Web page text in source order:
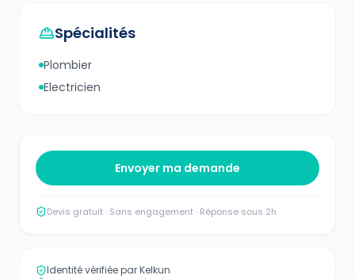
Spécialités
Plombier
Electricien
Envoyer ma demande
Devis gratuit · Sans engagement · Réponse sous 2h
Identité vérifiée par Kelkun